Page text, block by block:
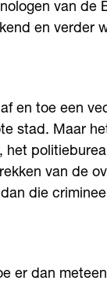
van de
en verder
en toe een
stad. Maar
het
van de
die
er dan